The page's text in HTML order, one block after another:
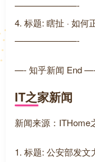
———————-
4. 标题: 瞎扯 · 如何
———————-
—- 知乎新闻 End
IT之家新闻
新闻来源：ITHome
1. 标题: 公安部发文